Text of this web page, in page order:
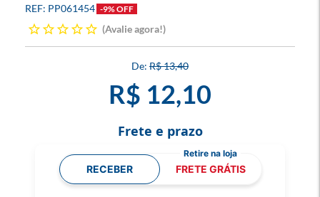
PP061454 -9% OFF
Avalie agora!
R$ 13,40
R$ 12,10
Frete e prazo
RECEBER FRETE GRÁTIS